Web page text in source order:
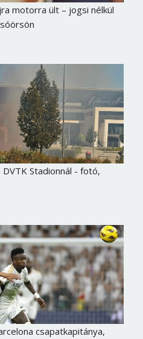
motorra ült – jogsi nélkül
Stadionnál - fotó,
csapatkapitánya,